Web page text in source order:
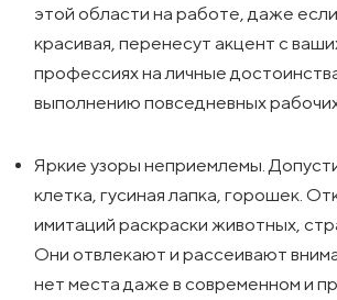
этой области на работе, даже
красивая, перенесут акцент с
профессиях на личные
выполнению повседневных
Яркие узоры неприемлемы.
клетка, гусиная лапка, горошек.
имитаций раскраски животных,
Они отвлекают и рассеивают
нет места даже в современном и